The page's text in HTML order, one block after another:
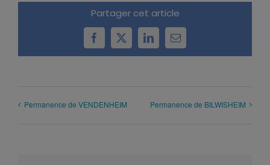
Partager cet article
Facebook
X LinkedInEmail
Permanence de VENDENHEIM Permanence de BILWISHEIM